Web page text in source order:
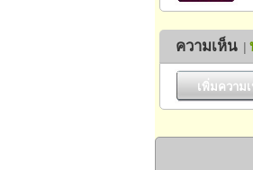
ความเห็น |